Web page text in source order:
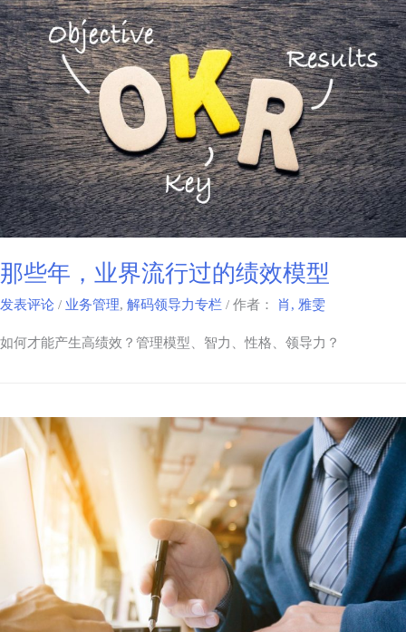
那些年，业界流行过的绩效模型
发表评论 / 业务管理, 解码领导力专栏 / 作者： 肖, 雅雯
如何才能产生高绩效？管理模型、智力、性格、领导力？